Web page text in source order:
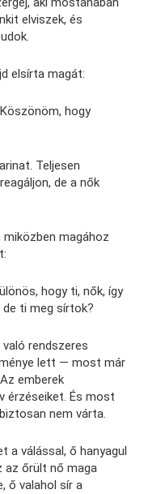
elviszek, és
elsírta magát:
hogy
Teljesen
de a nők
magához
hogy ti, nők, így
de ti meg sírtok?
rendszeres
lett — most már
emberek
érzéseiket. És most
nem várta.
a válással, ő hanyagul
az őrült nő maga
ő valahol sír a